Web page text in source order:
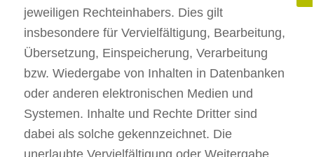
jeweiligen Rechteinhabers. Dies gilt
insbesondere für Vervielfältigung, Bearbeitung,
Übersetzung, Einspeicherung, Verarbeitung
bzw. Wiedergabe von Inhalten in Datenbanken
oder anderen elektronischen Medien und
Systemen. Inhalte und Rechte Dritter sind
dabei als solche gekennzeichnet. Die
unerlaubte Vervielfältigung oder Weitergabe